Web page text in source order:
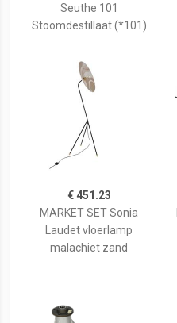
Seuthe 101
Stoomdestillaat (*101)
€ 451.23
MARKET SET Sonia
Laudet vloerlamp
malachiet zand